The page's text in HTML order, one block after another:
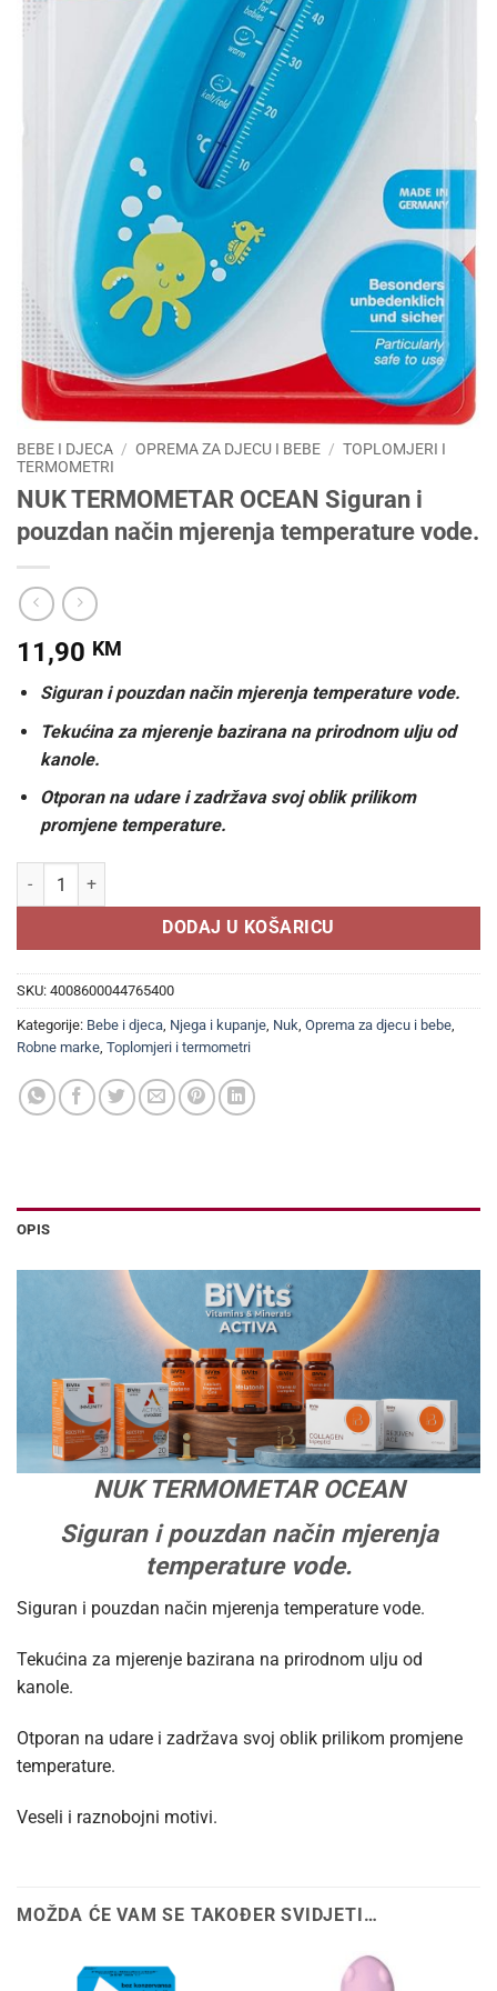
BEBE I DJECA / OPREMA ZA DJECU I BEBE / TOPLOMJERI I
TERMOMETRI
NUK TERMOMETAR OCEAN Siguran i
pouzdan način mjerenja temperature vode.
11,90 KM
Siguran i pouzdan način mjerenja temperature vode.
Tekućina za mjerenje bazirana na prirodnom ulju od
kanole.
Otporan na udare i zadržava svoj oblik prilikom
promjene temperature.
NUK TERMOMETAR OCEAN Siguran i pouzdan način mjerenja
DODAJ U KOŠARICU
SKU: 4008600044765400
Kategorije: Bebe i djeca, Njega i kupanje, Nuk, Oprema za djecu i bebe,
Robne marke, Toplomjeri i termometri
OPIS
NUK TERMOMETAR OCEAN
Siguran i pouzdan način mjerenja
temperature vode.
Siguran i pouzdan način mjerenja temperature vode.
Tekućina za mjerenje bazirana na prirodnom ulju od
kanole.
Otporan na udare i zadržava svoj oblik prilikom promjene
temperature.
Veseli i raznobojni motivi.
MOŽDA ĆE VAM SE TAKOĐER SVIDJETI…